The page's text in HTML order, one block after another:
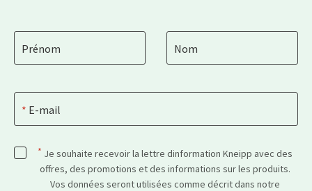
Prénom Nom
E-mail
* Je souhaite recevoir la lettre dinformation Kneipp avec des
offres, des promotions et des informations sur les produits.
Vos données seront utilisées comme décrit dans notre